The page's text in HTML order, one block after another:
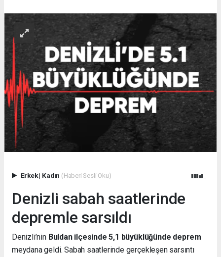
Erkek| Kadın (Haberi Sesli Oku)
Denizli sabah saatlerinde
depremle sarsıldı
Denizli’nin Buldan ilçesinde 5,1 büyüklüğünde deprem
meydana geldi. Sabah saatlerinde gerçekleşen sarsıntı